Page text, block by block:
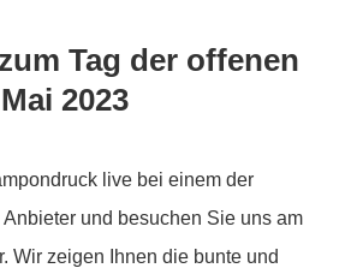
Tag der offenen
2023
live bei einem der
und besuchen Sie uns am
Wir zeigen Ihnen die bunte und